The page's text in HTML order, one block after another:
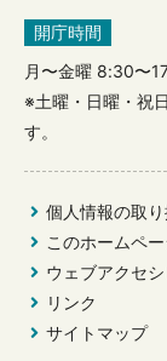
開庁時間
月〜金曜 8:30〜
※土曜・日曜・祝
す。
個人情報の取
このホームペ
ウェブアクセ
リンク
サイトマップ